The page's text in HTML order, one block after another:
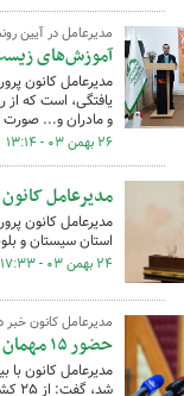
مدیرعامل در آیین
آموزش‌های
مدیرعامل کانون
یافتگی، است که
و مادران و... صورت
۲۶ بهمن ۰۳ - ۱۳:۱۴
مدیرعامل
مدیرعامل کانون
استان سیستان و
۲۴ بهمن ۰۳ - ۱۷:۳۳
مدیرعامل کانون خبر
حضور ۱۵ مهمان خارجی در بیست‌وششمین جشنواره بین‌المللی قصه‌گویی
شد، گفت: از ۲۵ کشور در این جشنواره شرکت کردند که از بین آن‌ها ۱۵ مهمان خارجی به یزد سفر می‌کنند.